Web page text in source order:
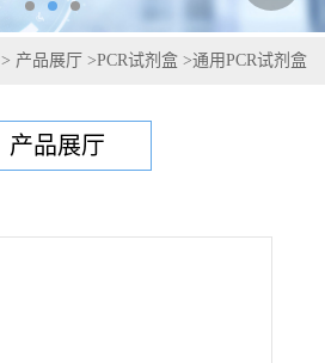
> 产品展厅 >PCR试剂盒 >通用PCR试剂盒
产品展厅